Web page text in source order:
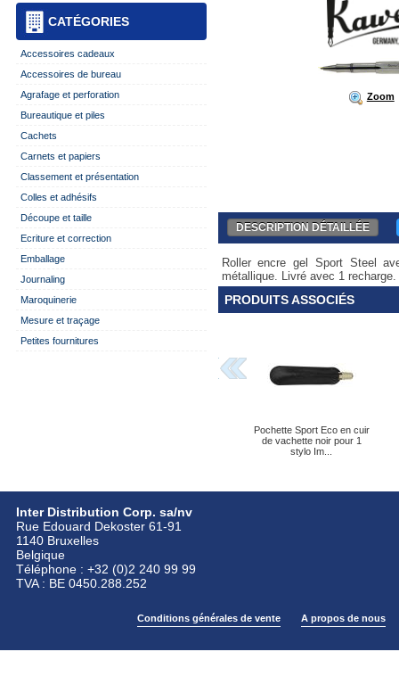
CATÉGORIES
Accessoires cadeaux
Accessoires de bureau
Agrafage et perforation
Bureautique et piles
Cachets
Carnets et papiers
Classement et présentation
Colles et adhésifs
Découpe et taille
Ecriture et correction
Emballage
Journaling
Maroquinerie
Mesure et traçage
Petites fournitures
Zoom
DESCRIPTION DÉTAILLÉE
Roller encre gel Sport Steel
métallique. Livré avec 1 recharge.
PRODUITS ASSOCIÉS
Pochette Sport Eco en cuir
de vachette noir pour 1
stylo Im...
Inter Distribution Corp. sa/nv
Rue Edouard Dekoster 61-91
1140 Bruxelles
Belgique
Téléphone : +32 (0)2 240 99 99
TVA : BE 0450.288.252
Conditions générales de vente A propos de nous